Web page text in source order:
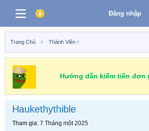
Đăng nhập
Trang Chủ Thành Viên
Hướng dẫn kiếm tiền đơn
Haukethythible
Tham gia 7 Tháng một 2025